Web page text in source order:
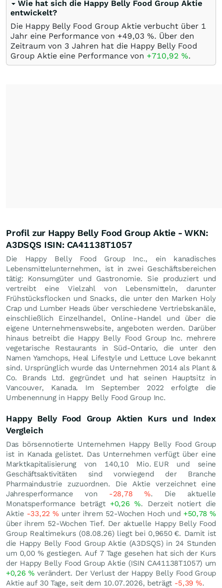
Wie hat sich die Happy Belly Food Group Aktie
entwickelt?
Die Happy Belly Food Group Aktie verbucht über 1
Jahr eine Performance von +49,03 %. Über den
Zeitraum von 3 Jahren hat die Happy Belly Food
Group Aktie eine Performance von +710,92 %.
Profil zur Happy Belly Food Group Aktie - WKN:
A3DSQS ISIN: CA41138T1057
Die Happy Belly Food Group Inc., ein kanadisches
Lebensmittelunternehmen, ist in zwei Geschäftsbereichen
tätig: Konsumgüter und Gastronomie. Sie produziert und
vertreibt eine Vielzahl von Lebensmitteln, darunter
Frühstücksflocken und Snacks, die unter den Marken Holy
Crap und Lumber Heads über verschiedene Vertriebskanäle,
einschließlich Einzelhandel, Online-Handel und über die
eigene Unternehmenswebsite, angeboten werden. Darüber
hinaus betreibt die Happy Belly Food Group Inc. mehrere
vegetarische Restaurants in Süd-Ontario, die unter den
Namen Yamchops, Heal Lifestyle und Lettuce Love bekannt
sind. Ursprünglich wurde das Unternehmen 2014 als Plant &
Co. Brands Ltd. gegründet und hat seinen Hauptsitz in
Vancouver, Kanada. Im September 2022 erfolgte die
Umbenennung in Happy Belly Food Group Inc.
Happy Belly Food Group Aktien Kurs und Index
Vergleich
Das börsennotierte Unternehmen Happy Belly Food Group
ist in Kanada gelistet. Das Unternehmen verfügt über eine
Marktkapitalisierung von 140,10 Mio. EUR und seine
Geschäftsaktivitäten sind vorwiegend der Branche
Pharmaindustrie zuzuordnen. Die Aktie verzeichnet eine
Jahresperformance von -28,78 %. Die aktuelle
Monatsperformance beträgt +0,26%. Derzeit notiert die
Aktie -33,22%unter ihrem 52-Wochen Hoch und +50,78%
über ihrem 52-Wochen Tief. Der aktuelle Happy Belly Food
Group Realtimekurs (08.08.26) liegt bei 0,9650 €. Damit ist
die Happy Belly Food Group Aktie (A3DSQS) in 24 Stunden
um 0,00 %gestiegen. Auf 7 Tage gesehen hat sich der Kurs
der Happy Belly Food Group Aktie (ISIN CA41138T1057) um
+0,26 %verändert. Der Verlust der Happy Belly Food Group
Aktie auf 30 Tage, seit dem 10.07.2026, beträgt -5,39 %.